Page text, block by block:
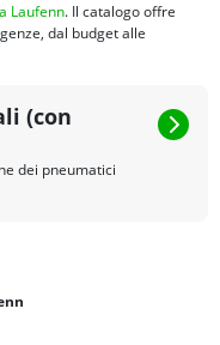
Laufenn. Il catalogo offre
dal budget alle
(con
dei pneumatici